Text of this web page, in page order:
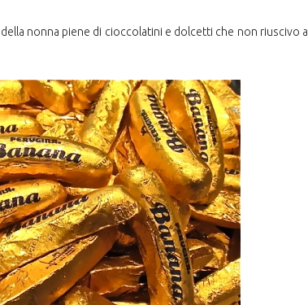
nonna piene di cioccolatini e dolcetti che non riuscivo a